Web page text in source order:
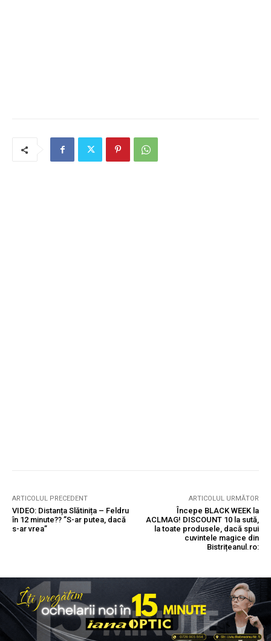
ARTICOLUL PRECEDENT
VIDEO: Distanța Slătinița – Feldru
în 12 minute?? ”S-ar putea, dacă
s-ar vrea”
ARTICOLUL URMĂTOR
Începe BLACK WEEK la
ACLMAG! DISCOUNT 10 la sută,
la toate produsele, dacă spui
cuvintele magice din
Bistrițeanul.ro: